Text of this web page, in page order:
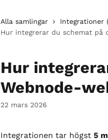
Alla samlingar
Integrationer
Hur integrerar du schemat på
Hur
Webnode-
22 mars 2026
Integrationen tar högst 5